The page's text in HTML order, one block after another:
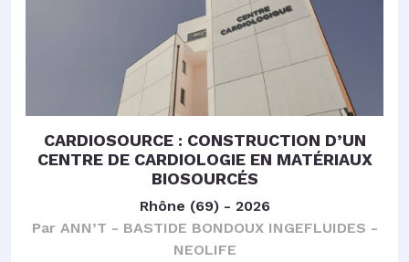
CARDIOSOURCE : CONSTRUCTION D’UN
CENTRE DE CARDIOLOGIE EN MATÉRIAUX
BIOSOURCÉS
Rhône (69) - 2026
Par ANN’T - BASTIDE BONDOUX INGEFLUIDES -
NEOLIFE